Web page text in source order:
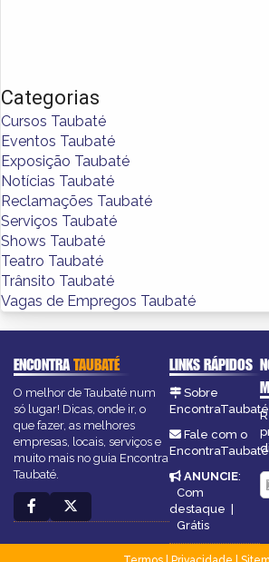
Categorias
Cursos Taubaté
Eventos Taubaté
Exposição Taubaté
Notícias Taubaté
Reclamações Taubaté
Serviços Taubaté
Shows Taubaté
Teatro Taubaté
Trânsito Taubaté
Vagas de Empregos Taubaté
ENCONTRATAUBATÉ
O melhor de Taubaté num
só lugar! Dicas, onde ir, o
que fazer, as melhores
empresas, locais, serviços e
muito mais no guia Encontra
Taubaté.
LINKS RÁPIDOS
Sobre
EncontraTaubaté
Fale com o
EncontraTaubaté
ANUNCIE:
Com
destaque |
Grátis